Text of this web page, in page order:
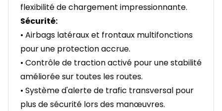
flexibilité de chargement impressionnante.
Sécurité:
• Airbags latéraux et frontaux multifonctions
pour une protection accrue.
• Contrôle de traction activé pour une stabilité
améliorée sur toutes les routes.
• Système d'alerte de trafic transversal pour
plus de sécurité lors des manœuvres.